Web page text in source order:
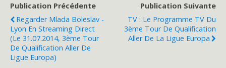
Publication Précédente
Regarder Mlada Boleslav -
Lyon En Streaming Direct
(le 31.07.2014, 3ème Tour
De Qualification Aller De
Ligue Europa)
Publication Suivante
TV : Le Programme TV Du
3ème Tour De Qualification
Aller De La Ligue Europa